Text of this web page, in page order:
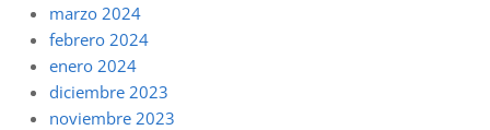
marzo 2024
febrero 2024
enero 2024
diciembre 2023
noviembre 2023